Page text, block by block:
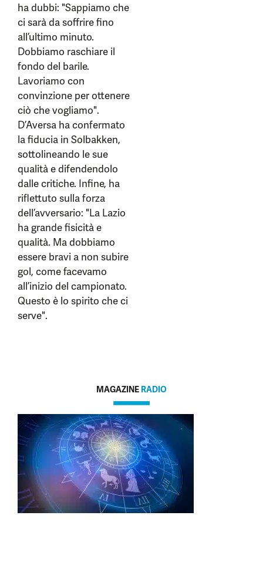
ha dubbi: "Sappiamo che
ci sarà da soffrire fino
all’ultimo minuto.
Dobbiamo raschiare il
fondo del barile.
Lavoriamo con
convinzione per ottenere
ciò che vogliamo".
D’Aversa ha confermato
la fiducia in Solbakken,
sottolineando le sue
qualità e difendendolo
dalle critiche. Infine, ha
riflettuto sulla forza
dell’avversario: "La Lazio
ha grande fisicità e
qualità. Ma dobbiamo
essere bravi a non subire
gol, come facevamo
all’inizio del campionato.
Questo è lo spirito che ci
serve".
MAGAZINE RADIO